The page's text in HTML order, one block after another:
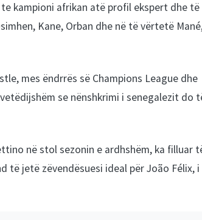
kampioni afrikan atë profil ekspert dhe të
Kane, Orban dhe në të vërtetë
mes ëndrrës së Champions League dhe
se nënshkrimi i senegalezit do
në stol sezonin e ardhshëm, ka filluar
të jetë zëvendësuesi ideal për João Félix, i